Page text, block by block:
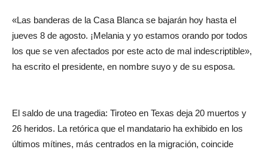
«Las banderas de la Casa Blanca se bajarán hoy hasta el
jueves 8 de agosto. ¡Melania y yo estamos orando por todos
los que se ven afectados por este acto de mal indescriptible»,
ha escrito el presidente, en nombre suyo y de su esposa.
El saldo de una tragedia: Tiroteo en Texas deja 20 muertos y
26 heridos. La retórica que el mandatario ha exhibido en los
últimos mítines, más centrados en la migración, coincide